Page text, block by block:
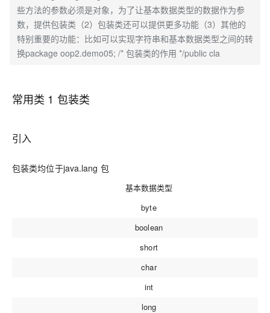
些方法的参数必须是对象，为了让基本数据类型的数据作为参
数，提供包装类（2）包装类还可以提供更多功能（3）其他的
特别重要的功能：比如可以实现字符串和基本数据类型之间的转
换package oop2.demo05; /* 包装类的作用 */public cla
常用类 1 包装类
引入
包装类均位于java.lang 包
基本数据类型
byte
boolean
short
char
int
long